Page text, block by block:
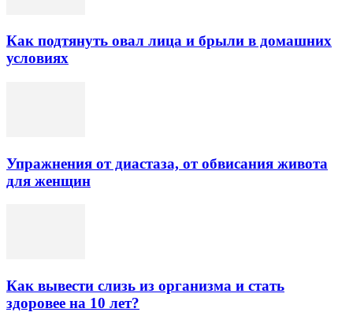
Как подтянуть овал лица и брыли в домашних
условиях
Упражнения от диастаза, от обвисания живота
для женщин
Как вывести слизь из организма и стать
здоровее на 10 лет?